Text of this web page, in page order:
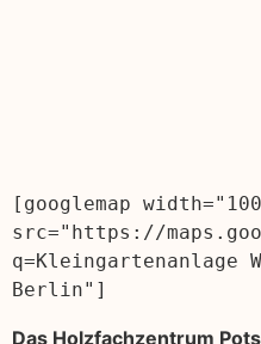
[googlemap
src="https://
q=Kleingartenanlage
Berlin"]
Das Holzfachzentrum